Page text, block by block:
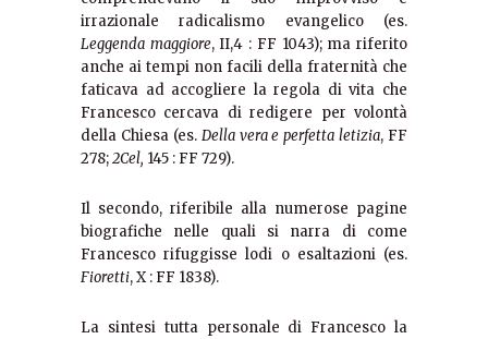
irrazionale radicalismo evangelico (es.
Leggenda maggiore, II,4 : FF 1043); ma riferito
anche ai tempi non facili della fraternità che
faticava ad accogliere la regola di vita che
Francesco cercava di redigere per volontà
della Chiesa (es. Della vera e perfetta letizia, FF
278;2Cel, 145 : FF 729).
Il secondo, riferibile alla numerose pagine
biografiche nelle quali si narra di come
Francesco rifuggisse lodi o esaltazioni (es.
Fioretti, X : FF 1838).
La sintesi tutta personale di Francesco la